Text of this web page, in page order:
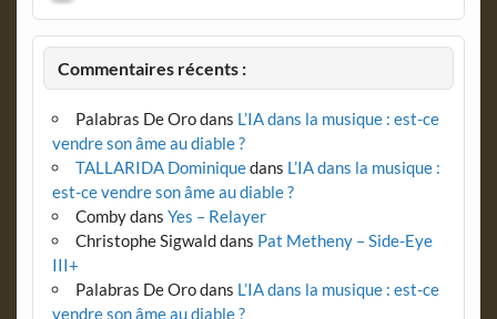
Commentaires récents :
Palabras De Orodans L’IA dans la musique : est-ce
vendre son âme au diable ?
TALLARIDA Dominiquedans L’IA dans la musique :
est-ce vendre son âme au diable ?
Combydans Yes – Relayer
Christophe Sigwalddans Pat Metheny – Side-Eye
III+
Palabras De Orodans L’IA dans la musique : est-ce
vendre son âme au diable ?